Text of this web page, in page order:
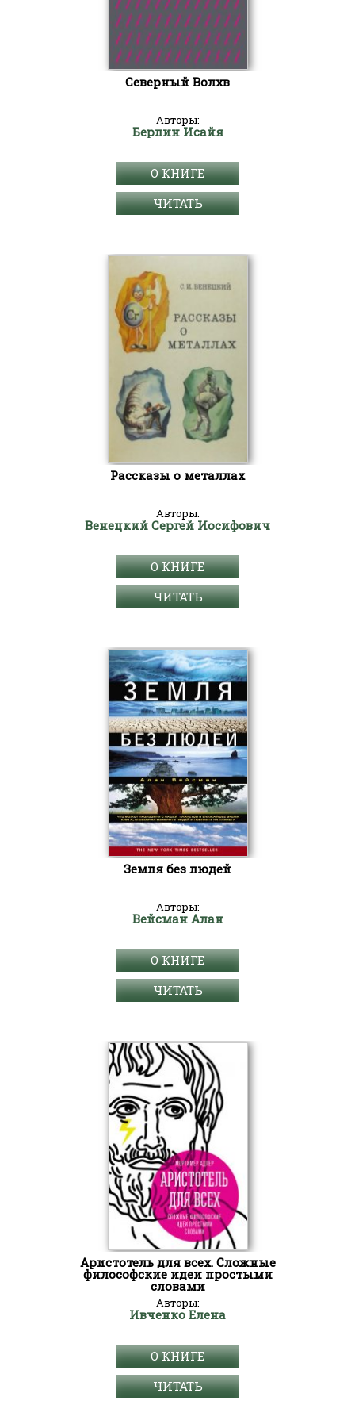
Северный Волхв
Авторы:
Берлин Исайя
О КНИГЕ
ЧИТАТЬ
Рассказы о металлах
Авторы:
Венецкий Сергей Иосифович
О КНИГЕ
ЧИТАТЬ
Земля без людей
Авторы:
Вейсман Алан
О КНИГЕ
ЧИТАТЬ
Аристотель для всех. Сложные
философские идеи простыми
словами
Авторы:
Ивченко Елена
О КНИГЕ
ЧИТАТЬ